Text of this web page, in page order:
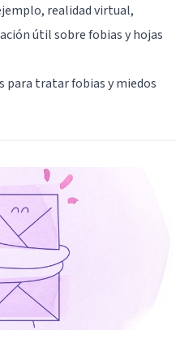
realidad virtual,
útil sobre fobias y hojas
para tratar fobias y miedos